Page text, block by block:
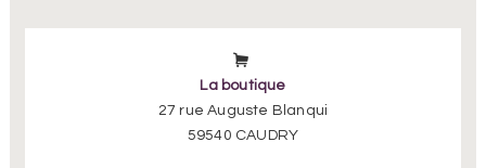
La boutique
27 rue Auguste Blanqui
59540 CAUDRY